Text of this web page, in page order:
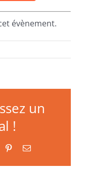
évènement.
un
!
PinterestEmail